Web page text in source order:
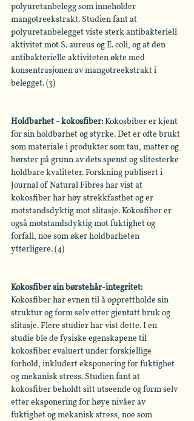
polyuretanbelegg som inneholder
mangotreekstrakt. Studien fant at
polyuretanbelegget viste sterk antibakteriell
aktivitet mot S. aureus og E. coli, og at den
antibakterielle aktiviteten økte med
konsentrasjonen av mangotreekstrakt i
belegget. (3)
Holdbarhet - kokosfiber: Kokosbiber er kjent
for sin holdbarhet og styrke. Det er ofte brukt
som materiale i produkter som tau, matter og
børster på grunn av dets spenst og slitesterke
holdbare kvaliteter. Forskning publisert i
Journal of Natural Fibres har vist at
kokosfiber har høy strekkfasthet og er
motstandsdyktig mot slitasje. Kokosfiber er
også motstandsdyktig mot fuktighet og
forfall, noe som øker holdbarheten
ytterligere. (4)
Kokosfiber sin børstehår-integritet:
Kokosfiber har evnen til å opprettholde sin
struktur og form selv etter gjentatt bruk og
slitasje. Flere studier har vist dette. I en
studie ble de fysiske egenskapene til
kokosfiber evaluert under forskjellige
forhold, inkludert eksponering for fuktighet
og mekanisk stress. Studien fant at
kokosfiber beholdt sitt utseende og form selv
etter eksponering for høye nivåer av
fuktighet og mekanisk stress, noe som